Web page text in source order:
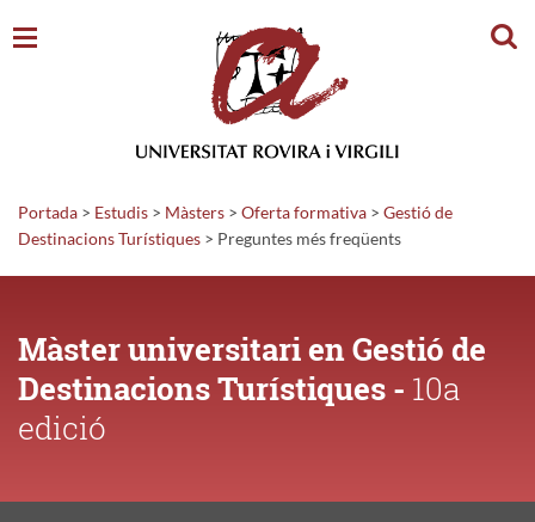
Portada > Estudis > Màsters > Oferta formativa > Gestió de
Destinacions Turístiques > Preguntes més freqüents
Màster universitari en Gestió de
Destinacions Turístiques - 10a
edició